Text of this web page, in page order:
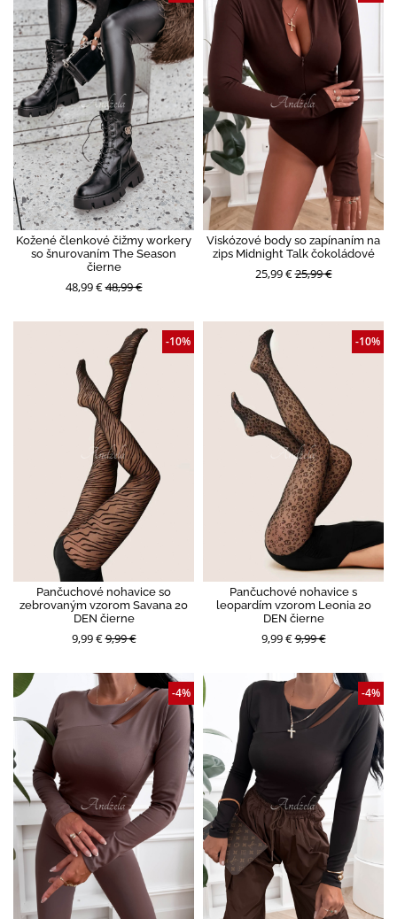
Kožené členkové čižmy workery
so šnurovaním The Season
čierne
48,99 €48,99 €
Viskózové body so zapínaním na
zips Midnight Talk čokoládové
25,99 €25,99 €
Pančuchové nohavice so
zebrovaným vzorom Savana 20
DEN čierne
9,99 €9,99 €
-10%
Pančuchové nohavice s
leopardím vzorom Leonia 20
DEN čierne
9,99 €9,99 €
-10%
-4% -4%